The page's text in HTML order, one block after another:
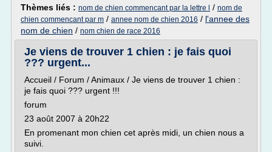
Thèmes liés : nom de chien commencant par la lettre l / nom de
chien commencant par m / annee nom de chien 2016 / l'annee des
nom de chien / nom chien de race 2016
Je viens de trouver 1 chien : je fais quoi
??? urgent...
Accueil / Forum / Animaux / Je viens de trouver 1 chien :
je fais quoi ??? urgent !!!
forum
23 août 2007 à 20h22
En promenant mon chien cet après midi, un chien nous a
suivi.